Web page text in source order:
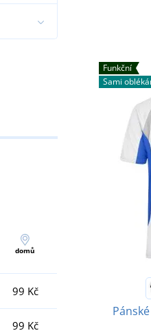
domů
99 Kč
99 Kč
Funkční
Sami